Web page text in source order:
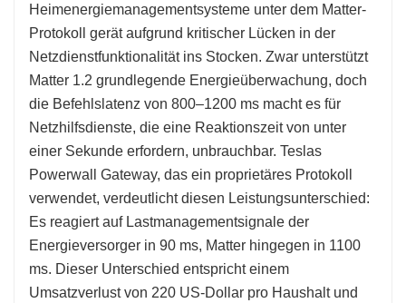
Heimenergiemanagementsysteme unter dem Matter-
Protokoll gerät aufgrund kritischer Lücken in der
Netzdienstfunktionalität ins Stocken. Zwar unterstützt
Matter 1.2 grundlegende Energieüberwachung, doch
die Befehlslatenz von 800–1200 ms macht es für
Netzhilfsdienste, die eine Reaktionszeit von unter
einer Sekunde erfordern, unbrauchbar. Teslas
Powerwall Gateway, das ein proprietäres Protokoll
verwendet, verdeutlicht diesen Leistungsunterschied:
Es reagiert auf Lastmanagementsignale der
Energieversorger in 90 ms, Matter hingegen in 1100
ms. Dieser Unterschied entspricht einem
Umsatzverlust von 220 US-Dollar pro Haushalt und